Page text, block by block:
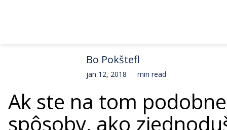
Bo Pokštefl
jan 12, 2018 min read
Ak ste na tom
spôsoby, ako